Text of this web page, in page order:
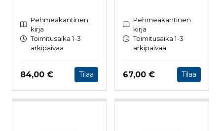
Pehmeäkantinen
kirja
Toimitusaika 1-3
arkipäivää
Hinta nyt
84,00 € Tilaa
Pehmeäkantinen
kirja
Toimitusaika 1-3
arkipäivää
Hinta nyt
67,00 € Tilaa